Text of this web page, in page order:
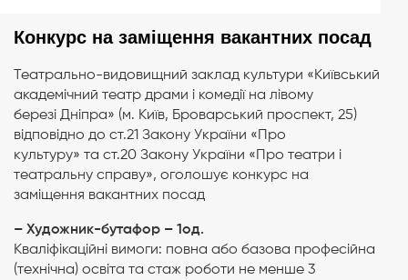
Конкурс на заміщення вакантних посад
Театрально-видовищний заклад культури «Київський
академічний театр драми і комедії на лівому
березі Дніпра» (м. Київ, Броварський проспект, 25)
відповідно до ст.21 Закону України «Про
культуру» та ст.20 Закону України «Про театри і
театральну справу», оголошує конкурс на
заміщення вакантних посад
– Художник-бутафор – 1од.
Кваліфікаційні вимоги: повна або базова професійна
(технічна) освіта та стаж роботи не менше 3